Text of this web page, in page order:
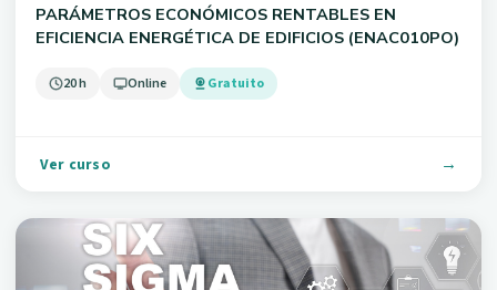
PARÁMETROS ECONÓMICOS RENTABLES EN
EFICIENCIA ENERGÉTICA DE EDIFICIOS (ENAC010PO)
20 h Online Gratuito
Ver curso